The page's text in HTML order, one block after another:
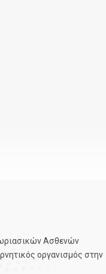
Ασθενών
οργανισμός στην